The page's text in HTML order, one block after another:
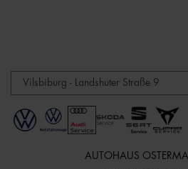
AUTOHAUS